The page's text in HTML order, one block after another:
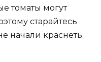
томаты могут
старайтесь
начали краснеть.